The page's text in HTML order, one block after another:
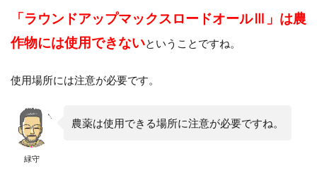
「ラウンドアップマックスロードオールⅢ」は農
作物には使用できないということですね。
使用場所には注意が必要です。
緑守
農薬は使用できる場所に注意が必要ですね。